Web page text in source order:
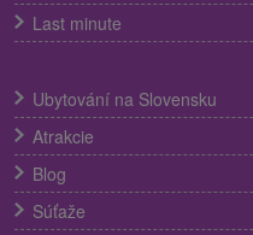
Last minute
Ubytování na Slovensku
Atrakcie
Blog
Súťaže